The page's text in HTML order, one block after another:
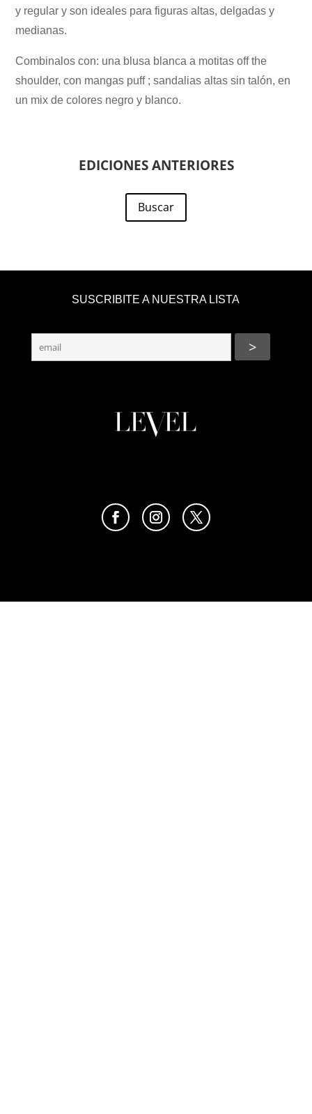
y regular y son ideales para figuras altas, delgadas y
medianas.
Combinalos con: una blusa blanca a motitas off the
shoulder, con mangas puff ; sandalias altas sin talón, en
un mix de colores negro y blanco.
EDICIONES ANTERIORES
Buscar
SUSCRIBITE A NUESTRA LISTA